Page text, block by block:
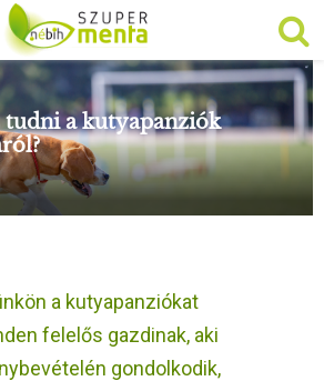
a kutyapanziók
a kutyapanziókat
felelős gazdinak, aki
gondolkodik,